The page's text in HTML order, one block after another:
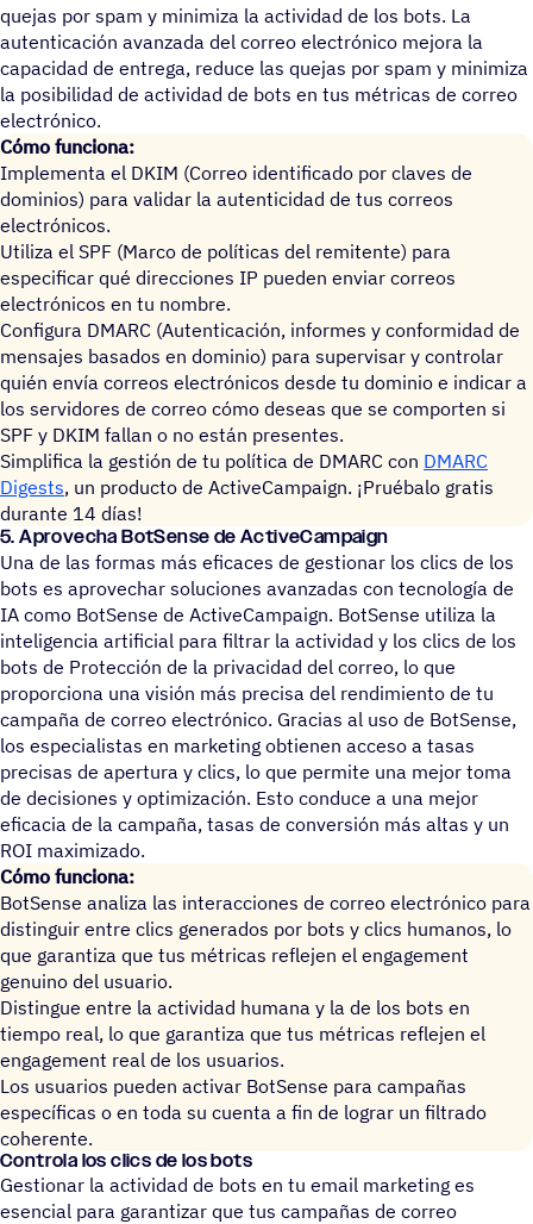
quejas por spam y minimiza la actividad de los bots. La
autenticación avanzada del correo electrónico mejora la
capacidad de entrega, reduce las quejas por spam y minimiza
la posibilidad de actividad de bots en tus métricas de correo
electrónico.
Cómo funciona:
Implementa el DKIM (Correo identificado por claves de
dominios) para validar la autenticidad de tus correos
electrónicos.
Utiliza el SPF (Marco de políticas del remitente) para
especificar qué direcciones IP pueden enviar correos
electrónicos en tu nombre.
Configura DMARC (Autenticación, informes y conformidad de
mensajes basados en dominio) para supervisar y controlar
quién envía correos electrónicos desde tu dominio e indicar a
los servidores de correo cómo deseas que se comporten si
SPF y DKIM fallan o no están presentes.
Simplifica la gestión de tu política de DMARC con DMARC
Digests, un producto de ActiveCampaign. ¡Pruébalo gratis
durante 14 días!
5. Aprovecha BotSense de ActiveCampaign
Una de las formas más eficaces de gestionar los clics de los
bots es aprovechar soluciones avanzadas con tecnología de
IA como BotSense de ActiveCampaign. BotSense utiliza la
inteligencia artificial para filtrar la actividad y los clics de los
bots de Protección de la privacidad del correo, lo que
proporciona una visión más precisa del rendimiento de tu
campaña de correo electrónico. Gracias al uso de BotSense,
los especialistas en marketing obtienen acceso a tasas
precisas de apertura y clics, lo que permite una mejor toma
de decisiones y optimización. Esto conduce a una mejor
eficacia de la campaña, tasas de conversión más altas y un
ROI maximizado.
Cómo funciona:
BotSense analiza las interacciones de correo electrónico para
distinguir entre clics generados por bots y clics humanos, lo
que garantiza que tus métricas reflejen el engagement
genuino del usuario.
Distingue entre la actividad humana y la de los bots en
tiempo real, lo que garantiza que tus métricas reflejen el
engagement real de los usuarios.
Los usuarios pueden activar BotSense para campañas
específicas o en toda su cuenta a fin de lograr un filtrado
coherente.
Controla los clics de los bots
Gestionar la actividad de bots en tu email marketing es
esencial para garantizar que tus campañas de correo